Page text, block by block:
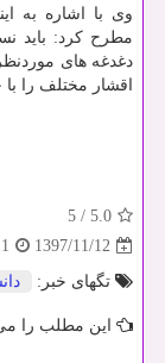
وی با اشاره به
مطرح كرد: باید
دغدغه های
اقشار مختلف را با
5.0
/
5
1397/11/12
تگهای خبر:
این مطلب را